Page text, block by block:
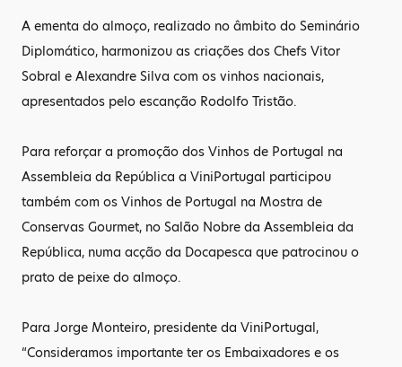
A ementa do almoço, realizado no âmbito do Seminário
Diplomático, harmonizou as criações dos Chefs Vitor
Sobral e Alexandre Silva com os vinhos nacionais,
apresentados pelo escanção Rodolfo Tristão.
Para reforçar a promoção dos Vinhos de Portugal na
Assembleia da República a ViniPortugal participou
também com os Vinhos de Portugal na Mostra de
Conservas Gourmet, no Salão Nobre da Assembleia da
República, numa acção da Docapesca que patrocinou o
prato de peixe do almoço.
Para Jorge Monteiro, presidente da ViniPortugal,
“Consideramos importante ter os Embaixadores e os